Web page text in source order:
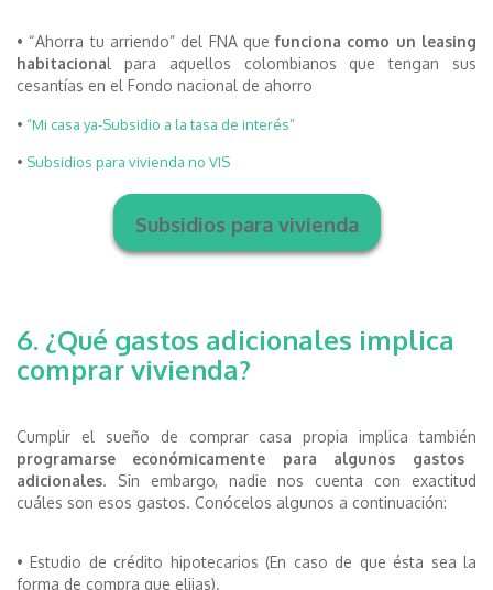
• “Ahorra tu arriendo” del FNA que funciona como un leasing
habitacional para aquellos colombianos que tengan sus
cesantías en el Fondo nacional de ahorro
• “Mi casa ya-Subsidio a la tasa de interés”
• Subsidios para vivienda no VIS
Subsidios para vivienda
6. ¿Qué gastos adicionales implica
comprar vivienda?
Cumplir el sueño de comprar casa propia implica también
programarse económicamente para algunos gastos
adicionales. Sin embargo, nadie nos cuenta con exactitud
cuáles son esos gastos. Conócelos algunos a continuación:
• Estudio de crédito hipotecarios (En caso de que ésta sea la
forma de compra que elijas).